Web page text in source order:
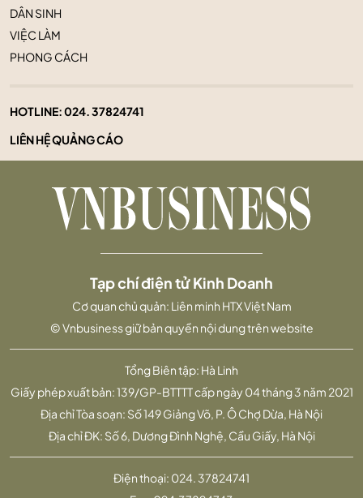
DÂN SINH
VIỆC LÀM
PHONG CÁCH
HOTLINE:024. 37824741
LIÊN HỆ QUẢNG CÁO
Tổng Biên tập: Hà Linh
Giấy phép xuất bản: 139/GP-BTTTT cấp ngày 04 tháng 3 năm 2021
Địa chỉ Tòa soạn: Số 149 Giảng Võ, P. Ô Chợ Dừa, Hà Nội
Địa chỉ ĐK: Số 6, Dương Đình Nghệ, Cầu Giấy, Hà Nội
Tạp chí điện tử Kinh Doanh
Cơ quan chủ quản: Liên minh HTX Việt Nam
© Vnbusiness giữ bản quyền nội dung trên website
Điện thoại: 024. 37824741